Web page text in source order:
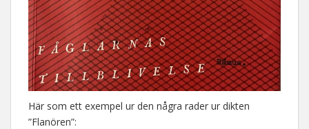
Här som ett exempel ur den några rader ur dikten
”Flanören”: